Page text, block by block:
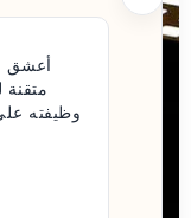
أعشق
متقنة
وظيفته